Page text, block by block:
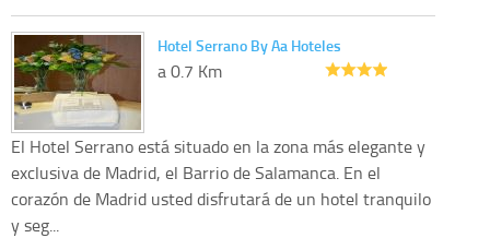
Hotel Serrano By Aa Hoteles
a 0.7 Km
El Hotel Serrano está situado en la zona más elegante y
exclusiva de Madrid, el Barrio de Salamanca. En el
corazón de Madrid usted disfrutará de un hotel tranquilo
y seg...